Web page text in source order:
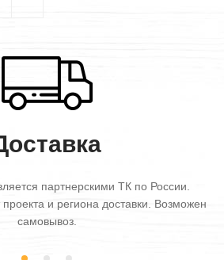
партнерскими ТК по России.
проекта и региона доставки. Возможен
самовывоз.